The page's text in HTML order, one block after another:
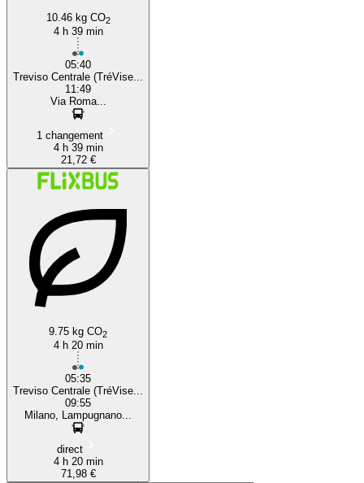
10.46 kg CO2
4 h 39 min
05:40
Treviso Centrale (TréVise...
11:49
Via Roma...
1 changement
4 h 39 min
21,72 €
9.75 kg CO2
4 h 20 min
05:35
Treviso Centrale (TréVise...
09:55
Milano, Lampugnano...
direct
4 h 20 min
71,98 €